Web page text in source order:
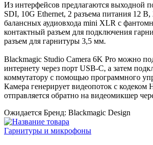
Из интерфейсов предлагаются выходной
SDI, 10G Ethernet, 2 разъема питания 12
балансных аудиовхода mini XLR с
контактный разъем для подключения
разъем для гарнитуры 3,5 мм.
Blackmagic Studio Camera 6K Pro можно
интернету через порт USB-C, а затем
коммутатору с помощью программного
Камера генерирует видеопоток с кодеком
отправляется обратно на видеомикшер
Ожидается Бренд: Blackmagic Design
Гарнитуры и микрофоны